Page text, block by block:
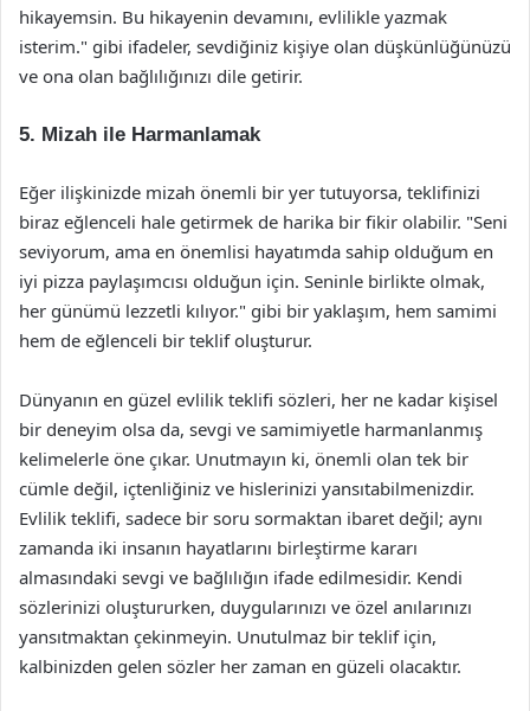
hikayemsin. Bu hikayenin devamını, evlilikle yazmak
isterim." gibi ifadeler, sevdiğiniz kişiye olan düşkünlüğünüzü
ve ona olan bağlılığınızı dile getirir.
5. Mizah ile Harmanlamak
Eğer ilişkinizde mizah önemli bir yer tutuyorsa, teklifinizi
biraz eğlenceli hale getirmek de harika bir fikir olabilir. "Seni
seviyorum, ama en önemlisi hayatımda sahip olduğum en
iyi pizza paylaşımcısı olduğun için. Seninle birlikte olmak,
her günümü lezzetli kılıyor." gibi bir yaklaşım, hem samimi
hem de eğlenceli bir teklif oluşturur.
Dünyanın en güzel evlilik teklifi sözleri, her ne kadar kişisel
bir deneyim olsa da, sevgi ve samimiyetle harmanlanmış
kelimelerle öne çıkar. Unutmayın ki, önemli olan tek bir
cümle değil, içtenliğiniz ve hislerinizi yansıtabilmenizdir.
Evlilik teklifi, sadece bir soru sormaktan ibaret değil; aynı
zamanda iki insanın hayatlarını birleştirme kararı
almasındaki sevgi ve bağlılığın ifade edilmesidir. Kendi
sözlerinizi oluştururken, duygularınızı ve özel anılarınızı
yansıtmaktan çekinmeyin. Unutulmaz bir teklif için,
kalbinizden gelen sözler her zaman en güzeli olacaktır.